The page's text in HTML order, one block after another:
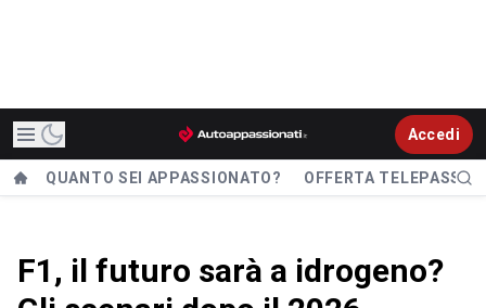
Accedi
QUANTO SEI APPASSIONATO? OFFERTA TELEPASS
F1, il futuro sarà a idrogeno?